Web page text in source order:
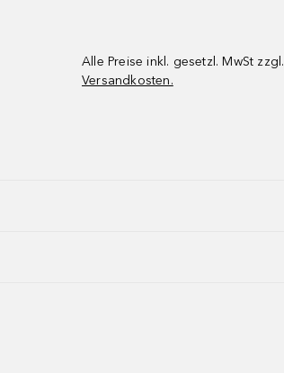
Alle Preise inkl. gesetzl. MwSt zzgl.
Versandkosten.